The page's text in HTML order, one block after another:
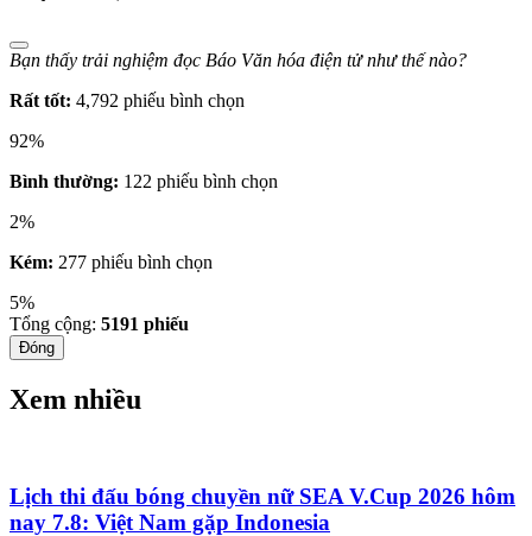
Bạn thấy trải nghiệm đọc Báo Văn hóa điện tử như thế nào?
Rất tốt: 4,792 phiếu bình chọn
92%
Bình thường: 122 phiếu bình chọn
2%
Kém: 277 phiếu bình chọn
5%
Tổng cộng: 5191 phiếu
Đóng
Xem nhiều
Lịch thi đấu bóng chuyền nữ SEA V.Cup 2026 hôm
nay 7.8: Việt Nam gặp Indonesia